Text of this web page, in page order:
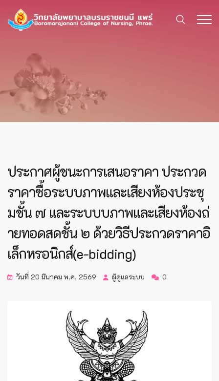
ประกาศผู้ชนะการเสนอราคา ประกวด
ราคาซื้อระบบภาพและเสียงห้องประชุ
มชั้น ๗ และระบบบภาพและเสียงห้องถ่
ายทอดสดชั้น ๒ ด้วยวิธีประกวดราคาอิ
เล็กหรอนิกส์(e-bidding)
วันที่ 20 มีนาคม พ.ศ. 2569 ผู้ดูแลระบบ 0